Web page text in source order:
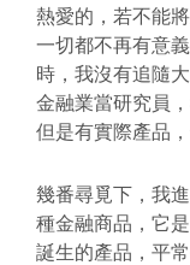
熱愛的，若不能
一切都不再有意
時，我沒有追隨
金融業當研究員
但是有實際產品
幾番尋覓下，我
種金融商品，它
誕生的產品，平